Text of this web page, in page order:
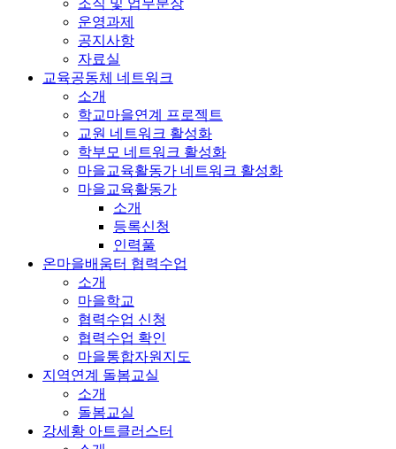
운영과제
공지사항
자료실
교육공동체 네트워크
소개
학교마을연계 프로젝트
교원 네트워크 활성화
학부모 네트워크 활성화
마을교육활동가 네트워크 활성화
마을교육활동가
소개
등록신청
인력풀
온마을배움터 협력수업
소개
마을학교
협력수업 신청
협력수업 확인
마을통합자원지도
지역연계 돌봄교실
소개
돌봄교실
강세황 아트클러스터